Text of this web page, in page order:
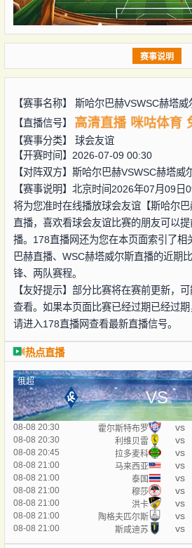
赛事说明
【赛事名称】 斯哈尔巴赫VSWSC赫塔威
【直播信号】
高清直播 咪咕体育
【赛事分类】 球会友谊
【开赛时间】2026-07-09 00:30
【对阵双方】 斯哈尔巴赫VSWSC赫塔威
【赛事说明】北京时间2026年07月09日
将为您准时在线播放球会友谊【斯哈尔巴
直播，喜欢看球会友谊比赛的朋友可以
播。178直播网还为您在本页面索引了相
巴赫直播、WSC赫塔威尔斯直播的近期
锋、两队赛程。
【友好提示】部分比赛将在赛前更新，
查看。如果本页面比赛已经过期已经过期
请进入178直播网查看最新直播信号。
热点直播
俄超
VS
08-08 20:30 霍尔斯特布罗 vs
08-08 20:30
利维贝雷 vs
08-08 20:45
拉多麦科 vs
08-08 21:00
马来西亚 vs
08-08 21:00
泰国 vs
08-08 21:00
穆莎 vs
08-08 21:00
洪卡 vs
08-08 21:00
陶格夫匹尔斯 vs
08-08 21:00
斯咸迪苏 vs